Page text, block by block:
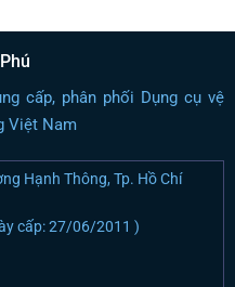
cấp, phân phối Dụng cụ vệ
Việt Nam
Hạnh Thông, Tp. Hồ Chí
cấp: 27/06/2011 )